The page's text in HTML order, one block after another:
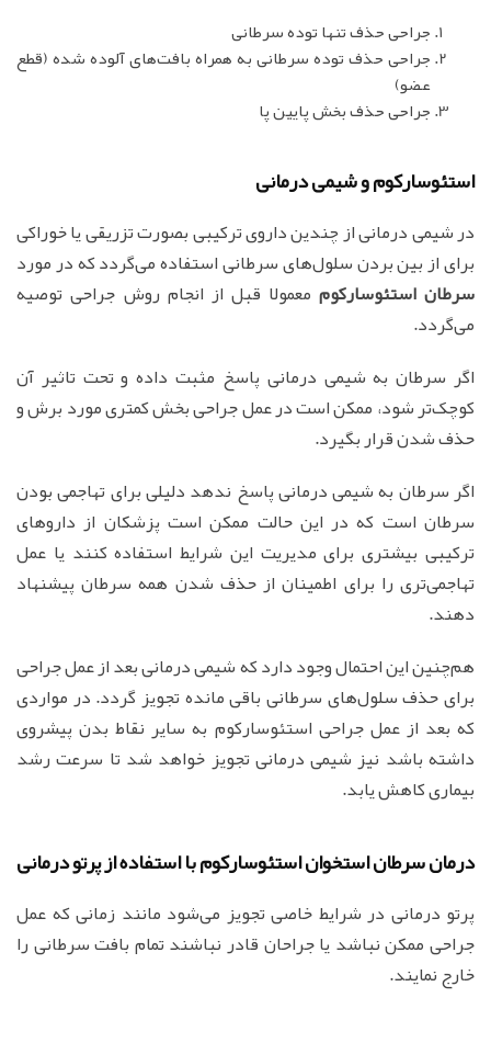
جراحی حذف تنها توده سرطانی
جراحی حذف توده سرطانی به همراه بافت‌های آلوده شده (قطع
عضو)
جراحی حذف بخش پایین پا
استئوسارکوم و شیمی درمانی
در شیمی درمانی از چندین داروی ترکیبی بصورت تزریقی یا خوراکی
برای از بین بردن سلول‌های سرطانی استفاده می‌گردد که در مورد
سرطان استئوسارکوم معمولا قبل از انجام روش جراحی توصیه
می‌گردد.
اگر سرطان به شیمی درمانی پاسخ مثبت داده و تحت تاثیر آن
کوچک‌تر شود، ممکن است در عمل جراحی بخش کمتری مورد برش و
حذف شدن قرار بگیرد.
اگر سرطان به شیمی درمانی پاسخ ندهد دلیلی برای تهاجمی بودن
سرطان است که در این حالت ممکن است پزشکان از داروهای
ترکیبی بیشتری برای مدیریت این شرایط استفاده کنند یا عمل
تهاجمی‌تری را برای اطمینان از حذف شدن همه سرطان پیشنهاد
دهند.
هم‌چنین این احتمال وجود دارد که شیمی درمانی بعد از عمل جراحی
برای حذف سلول‌های سرطانی باقی مانده تجویز گردد. در مواردی
که بعد از عمل جراحی استئوسارکوم به سایر نقاط بدن پیشروی
داشته باشد نیز شیمی درمانی تجویز خواهد شد تا سرعت رشد
بیماری کاهش یابد.
درمان سرطان استخوان استئوسارکوم با استفاده از پرتو درمانی
پرتو درمانی در شرایط خاصی تجویز می‌شود مانند زمانی که عمل
جراحی ممکن نباشد یا جراحان قادر نباشند تمام بافت سرطانی را
خارج نمایند.